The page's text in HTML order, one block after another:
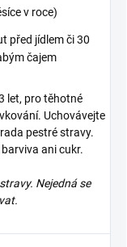
v roce)
před jídlem či 30
čajem
let, pro těhotné
Uchovávejte
pestré stravy.
ani cukr.
Nejedná se